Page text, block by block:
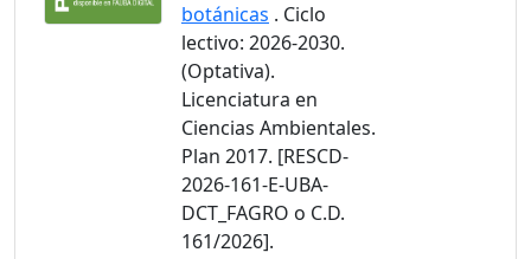
botánicas . Ciclo
lectivo: 2026-2030.
(Optativa).
Licenciatura en
Ciencias Ambientales.
Plan 2017. [RESCD-
2026-161-E-UBA-
DCT_FAGRO o C.D.
161/2026].